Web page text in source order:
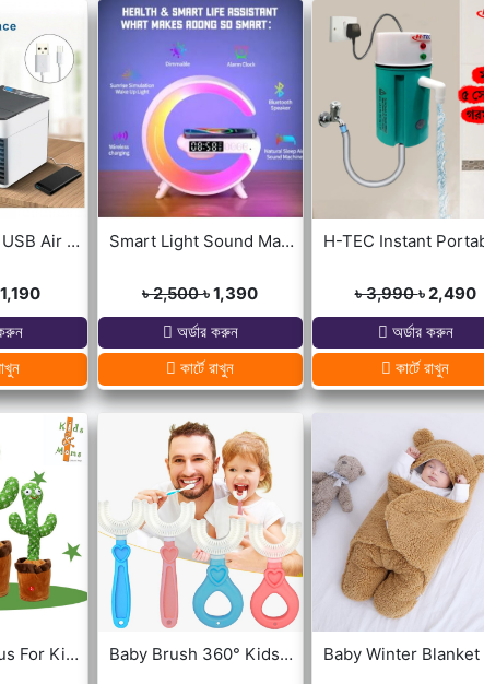
Portable Mini USB Air Cooler with 7 Colors LED lights for Office/Home Smart Light Sound Machine G Shape
৳ 2,500৳ 1,390
অর্ডার করুন
কার্টে রাখুন
৳ 3,990৳ 2,490
অর্ডার করুন
কার্টে রাখুন
Dancing Cactus For Kids Baby Brush 360° Kids U-Shaped Toothbrush